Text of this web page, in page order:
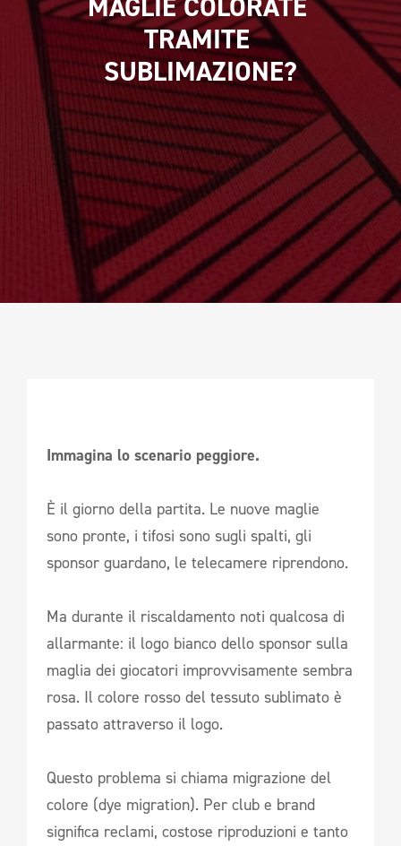
NEWSLETTER
TRAMITE
SUBLIMAZIONE?
Immagina lo scenario peggiore.
È il giorno della partita. Le nuove maglie
sono pronte, i tifosi sono sugli spalti, gli
sponsor guardano, le telecamere riprendono.
Ma durante il riscaldamento noti qualcosa di
allarmante: il logo bianco dello sponsor sulla
maglia dei giocatori improvvisamente sembra
rosa. Il colore rosso del tessuto sublimato è
passato attraverso il logo.
Questo problema si chiama migrazione del
colore (dye migration). Per club e brand
significa reclami, costose riproduzioni e tanto